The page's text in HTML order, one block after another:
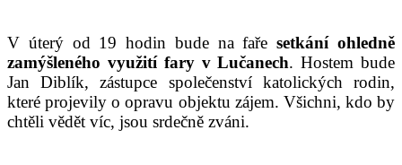
V úterý od 19 hodin bude na fařesetkání ohledně
zamýšleného využití fary v Lučanech. Hostem bude
Jan Diblík, zástupce společenství katolických rodin,
které projevily o opravu objektu zájem. Všichni, kdo by
chtěli vědět víc, jsou srdečně zváni.